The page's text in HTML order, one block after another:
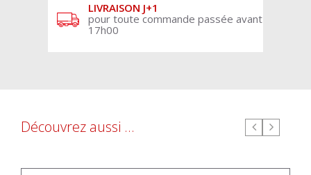
LIVRAISON J+1
pour toute commande passée avant
17h00
Découvrez aussi ...